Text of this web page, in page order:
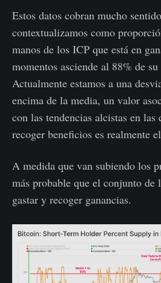
Estos datos cobran mucho
contextualizamos como
manos de los ICP que está en
momentos asciende al 88% de
Actualmente estamos a una
encima de la media, un valor
con las tendencias alcistas en
recoger beneficios es realmente
A medida que van subiendo los
más probable que el conjunto de
gastar y recoger ganancias.